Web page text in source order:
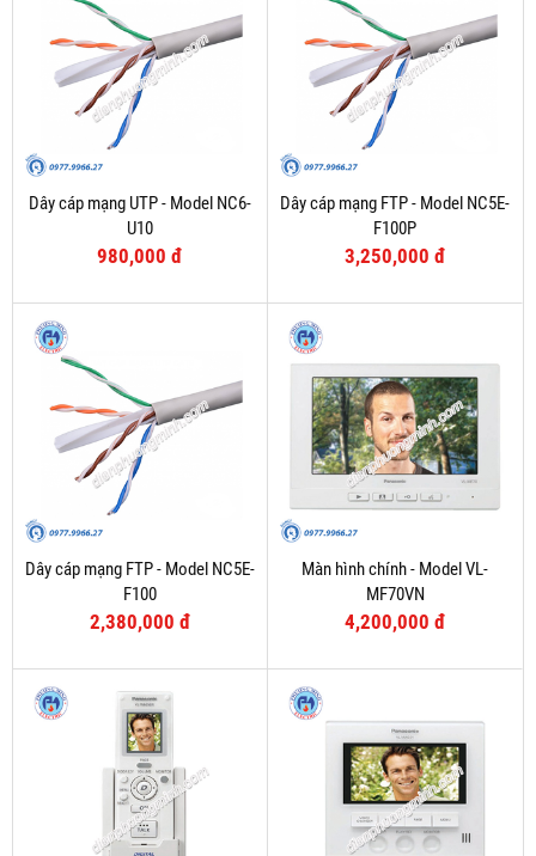
Dây cáp mạng UTP - Model NC6-
U10
980,000 đ
Dây cáp mạng FTP - Model NC5E-
F100P
3,250,000 đ
Dây cáp mạng FTP - Model NC5E-
F100
2,380,000 đ
Màn hình chính - Model VL-
MF70VN
4,200,000 đ